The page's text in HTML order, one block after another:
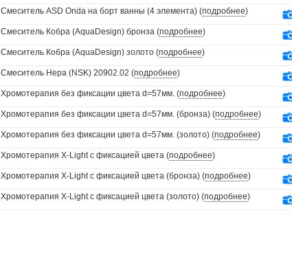
Смеситель ASD Onda на борт ванны (4 элемента) (подробнее)
Смеситель Кобра (AquaDesign) бронза (подробнее)
Смеситель Кобра (AquaDesign) золото (подробнее)
Смеситель Нера (NSK) 20902.02 (подробнее)
Хромотерапия без фиксации цвета d=57мм. (подробнее)
Хромотерапия без фиксации цвета d=57мм. (бронза) (подробнее)
Хромотерапия без фиксации цвета d=57мм. (золото) (подробнее)
Хромотерапия X-Light с фиксацией цвета (подробнее)
Хромотерапия X-Light с фиксацией цвета (бронза) (подробнее)
Хромотерапия X-Light с фиксацией цвета (золото) (подробнее)